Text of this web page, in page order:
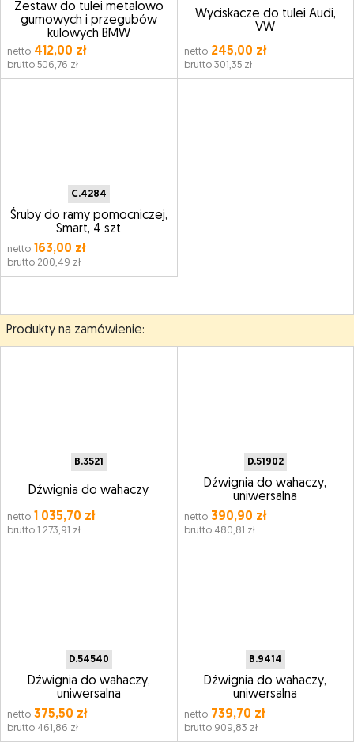
Zestaw do tulei metalowo
gumowych i przegubów
kulowych BMW
netto 412,00 zł
brutto 506,76 zł
Wyciskacze do tulei Audi,
VW
netto245,00 zł
brutto 301,35 zł
C.4284
Śruby do ramy pomocniczej,
Smart, 4 szt
netto 163,00 zł
brutto 200,49 zł
Produkty na zamówienie:
B.3521
Dźwignia do wahaczy
netto 1 035,70 zł
brutto 1 273,91 zł
D.51902
Dźwignia do wahaczy,
uniwersalna
netto390,90 zł
brutto 480,81 zł
D.54540
Dźwignia do wahaczy,
uniwersalna
netto 375,50 zł
brutto 461,86 zł
B.9414
Dźwignia do wahaczy,
uniwersalna
netto739,70 zł
brutto 909,83 zł